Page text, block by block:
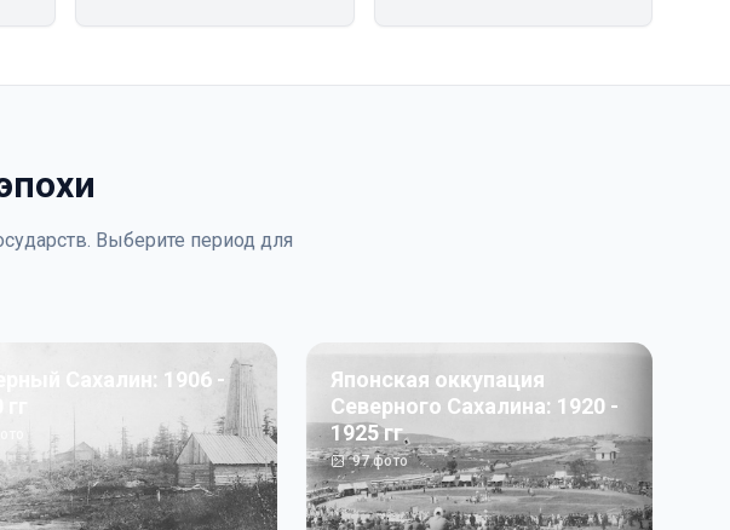
Выберите период для
Сахалин: 1906 -
Японская оккупация
Северного Сахалина: 1920 -
1925 гг
97фото